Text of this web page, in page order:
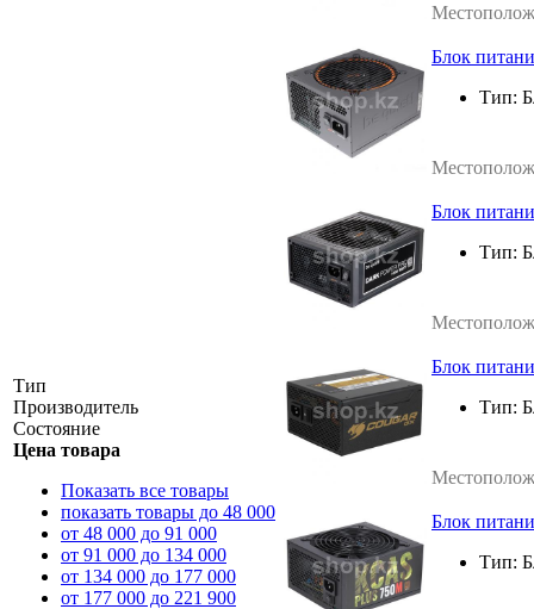
Тип
Производитель
Состояние
Цена товара
Показать все товары
показать товары до 48 000
от 48 000 до 91 000
от 91 000 до 134 000
от 134 000 до 177 000
от 177 000 до 221 900
Блок
Тип:
Блок
Тип:
Блок
Тип:
Блок
Тип: